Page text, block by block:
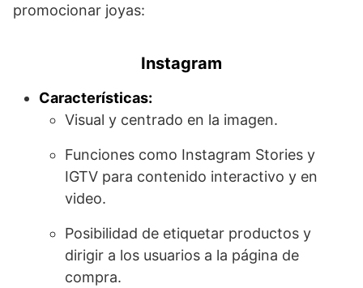
promocionar joyas:
Instagram
Características:
Visual y centrado en la imagen.
Funciones como Instagram Stories y
IGTV para contenido interactivo y en
video.
Posibilidad de etiquetar productos y
dirigir a los usuarios a la página de
compra.